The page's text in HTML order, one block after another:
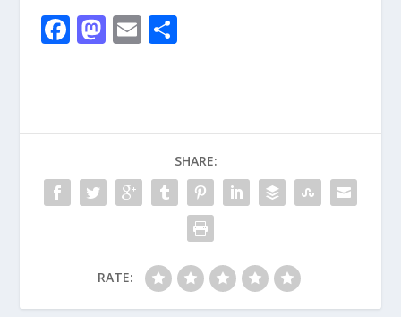
F
o
o
k
M
o
n
E
SHARE:
RATE: